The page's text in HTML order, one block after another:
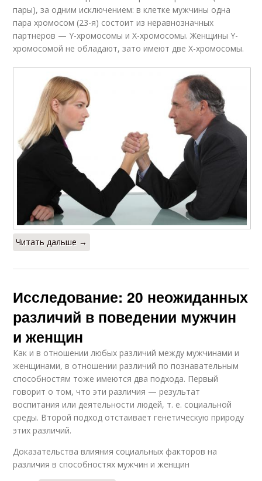
пары), за одним исключением: в клетке мужчины одна
пара хромосом (23-я) состоит из неравнозначных
партнеров — Y-хромосомы и X-хромосомы. Женщины Y-
хромосомой не обладают, зато имеют две X-хромосомы.
Читать дальше →
Исследование: 20 неожиданных
различий в поведении мужчин
и женщин
Как и в отношении любых различий между мужчинами и
женщинами, в отношении различий по познавательным
способностям тоже имеются два подхода. Первый
говорит о том, что эти различия — результат
воспитания или деятельности людей, т. е. социальной
среды. Второй подход отстаивает генетическую природу
этих различий.
Доказательства влияния социальных факторов на
различия в способностях мужчин и женщин